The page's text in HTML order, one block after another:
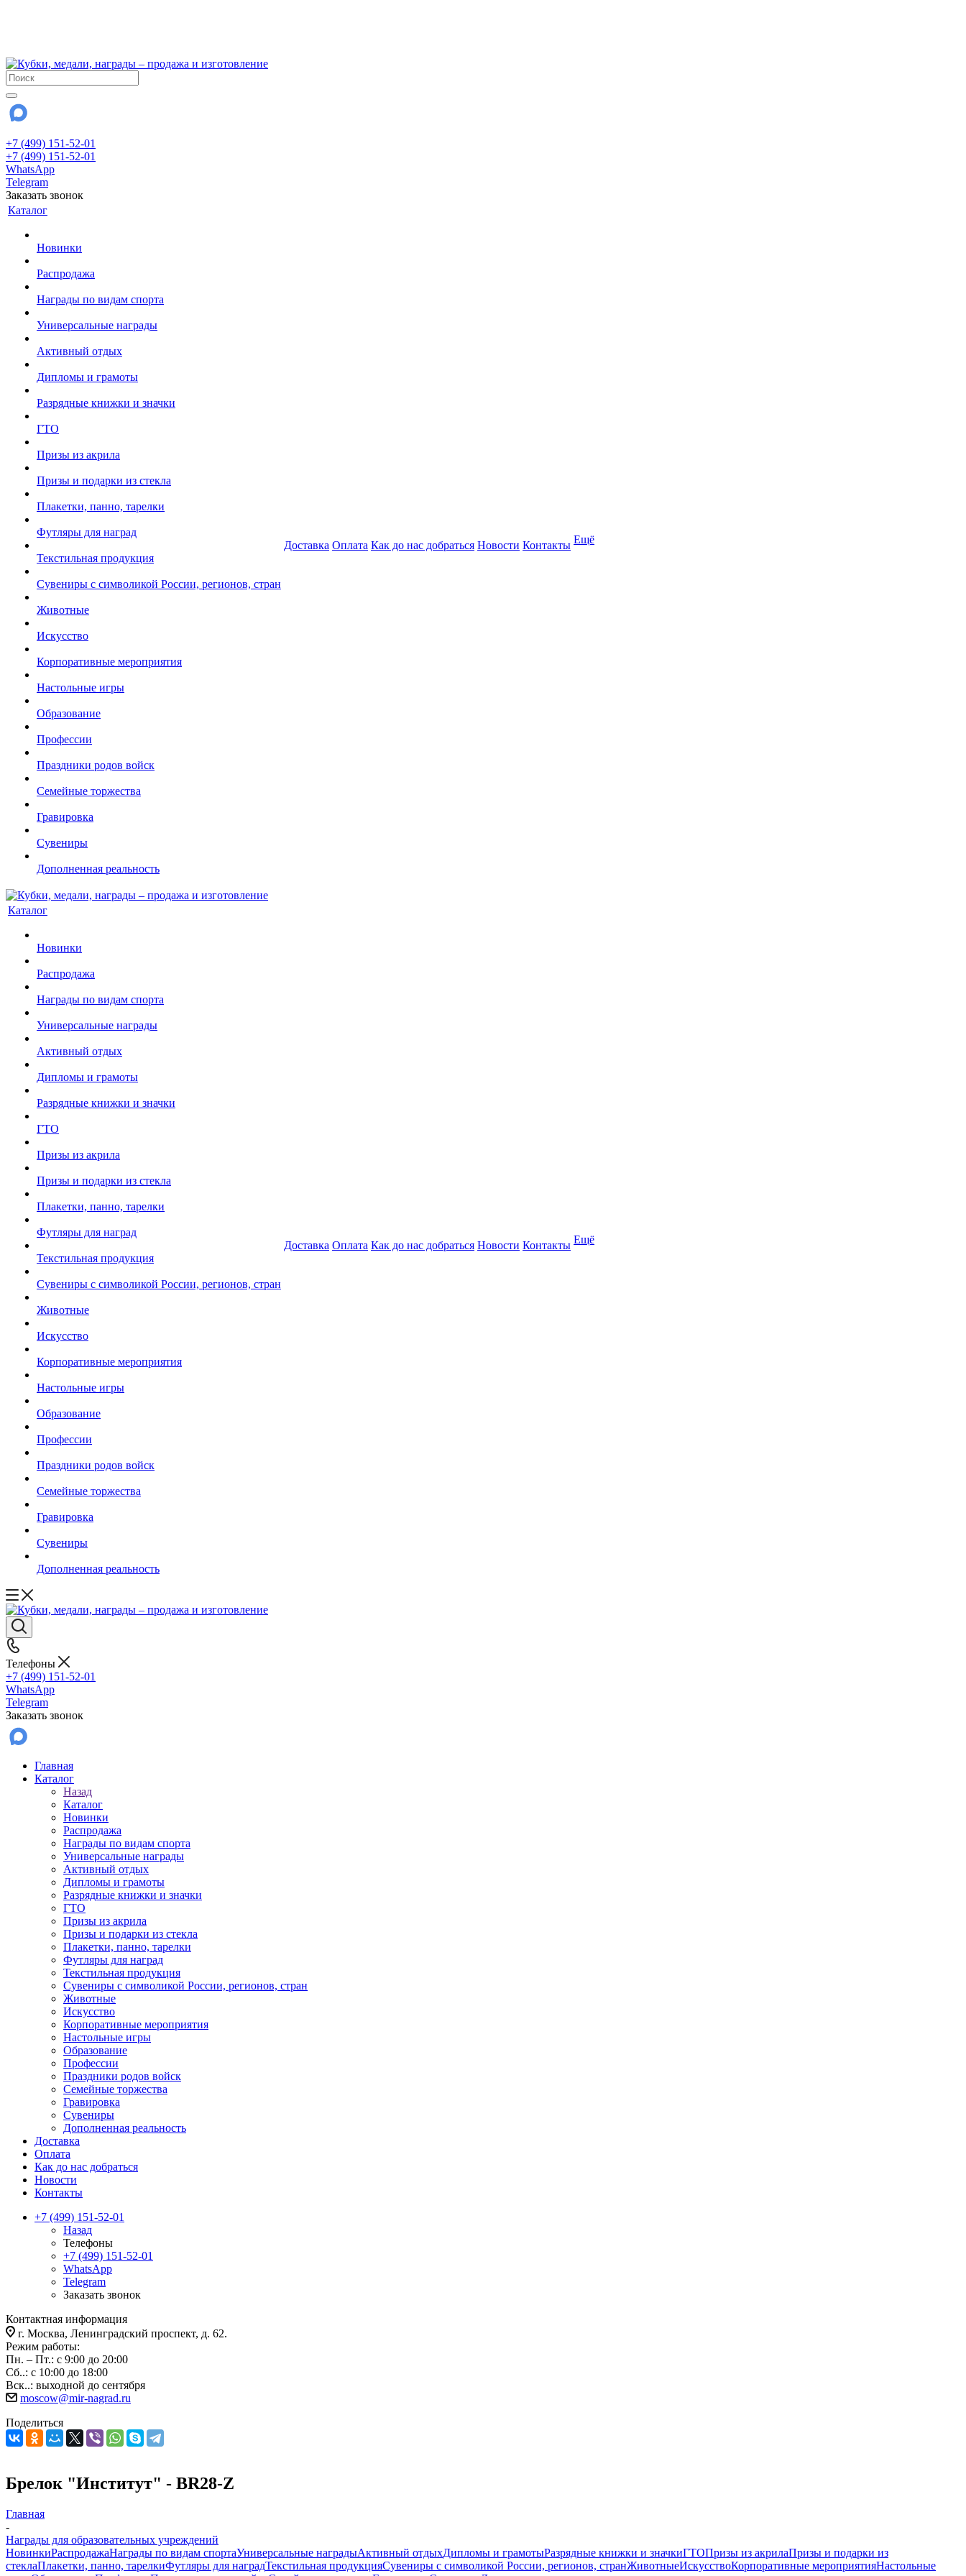
+7 (499) 151-52-01
+7 (499) 151-52-01
WhatsApp
Telegram
Заказать звонок
Каталог
Новинки
Распродажа
Награды по видам спорта
Универсальные награды
Активный отдых
Дипломы и грамоты
Разрядные книжки и значки
ГТО
Призы из акрила
Призы и подарки из стекла
Плакетки, панно, тарелки
Футляры для наград
Текстильная продукция
Сувениры с символикой России, регионов, стран
Животные
Искусство
Корпоративные мероприятия
Настольные игры
Образование
Профессии
Праздники родов войск
Семейные торжества
Гравировка
Сувениры
Дополненная реальность
Доставка Оплата Как до нас добраться Новости Контакты Ещё
Каталог
Новинки
Распродажа
Награды по видам спорта
Универсальные награды
Активный отдых
Дипломы и грамоты
Разрядные книжки и значки
ГТО
Призы из акрила
Призы и подарки из стекла
Плакетки, панно, тарелки
Футляры для наград
Текстильная продукция
Сувениры с символикой России, регионов, стран
Животные
Искусство
Корпоративные мероприятия
Настольные игры
Образование
Профессии
Праздники родов войск
Семейные торжества
Гравировка
Сувениры
Дополненная реальность
Доставка Оплата Как до нас добраться Новости Контакты Ещё
Телефоны
+7 (499) 151-52-01
WhatsApp
Telegram
Заказать звонок
Главная
Каталог
Назад
Каталог
Новинки
Распродажа
Награды по видам спорта
Универсальные награды
Активный отдых
Дипломы и грамоты
Разрядные книжки и значки
ГТО
Призы из акрила
Призы и подарки из стекла
Плакетки, панно, тарелки
Футляры для наград
Текстильная продукция
Сувениры с символикой России, регионов, стран
Животные
Искусство
Корпоративные мероприятия
Настольные игры
Образование
Профессии
Праздники родов войск
Семейные торжества
Гравировка
Сувениры
Дополненная реальность
Доставка
Оплата
Как до нас добраться
Новости
Контакты
+7 (499) 151-52-01
Назад
Телефоны
+7 (499) 151-52-01
WhatsApp
Telegram
Заказать звонок
Контактная информация
г. Москва, Ленинградский проспект, д. 62.
Режим работы:
Пн. – Пт.: с 9:00 до 20:00
Сб..: с 10:00 до 18:00
Вск..: выходной до сентября
moscow@mir-nagrad.ru
Поделиться
Брелок "Институт" - BR28-Z
Главная
-
Награды для образовательных учреждений
НовинкиРаспродажаНаграды по видам спортаУниверсальные наградыАктивный отдыхДипломы и грамотыРазрядные книжки и значкиГТОПризы из акрилаПризы и подарки из
стеклаПлакетки, панно, тарелкиФутляры для наградТекстильная продукцияСувениры с символикой России, регионов, странЖивотныеИскусствоКорпоративные мероприятияНастольные